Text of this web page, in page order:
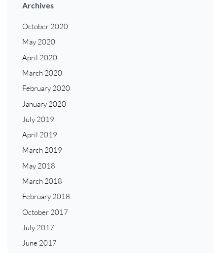
Archives
October 2020
May 2020
April 2020
March 2020
February 2020
January 2020
July 2019
April 2019
March 2019
May 2018
March 2018
February 2018
October 2017
July 2017
June 2017